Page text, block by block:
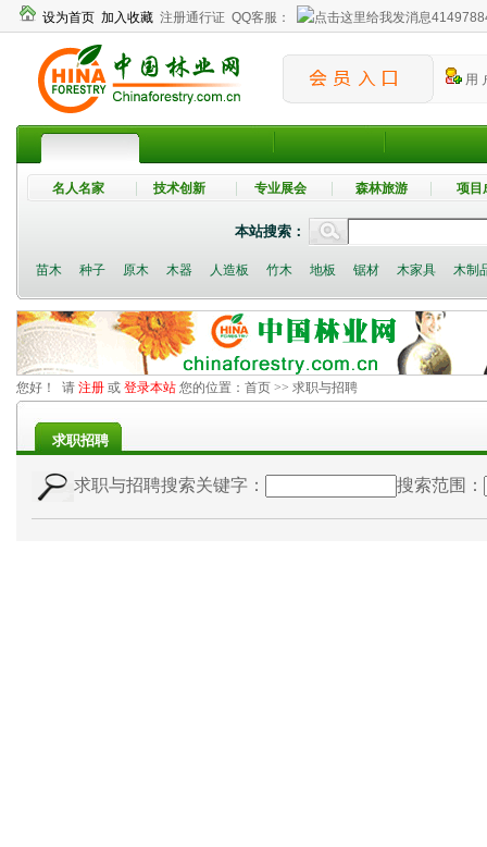
设为首页 加入收藏 注册通行证 QQ客服：
用
名人名家 技术创新 专业展会 森林旅游 项目
本站搜索：
苗木 种子 原木 木器 人造板 竹木 地板 锯材 木家具 木制
您好！ 请 注册 或 登录本站 您的位置： 首页 >> 求职与招聘
求职招聘
求职与招聘搜索关键字： 搜索范围：